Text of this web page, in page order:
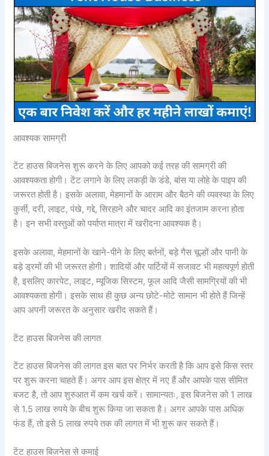
आवश्यक सामग्री
टेंट हाउस बिजनेस शुरू करने के लिए आपको कई तरह की सामग्री की
आवश्यकता होगी। टेंट लगाने के लिए लकड़ी के डंडे, बांस या लोहे के पाइप की
जरूरत होती है। इसके अलावा, मेहमानों के आराम और बैठने की व्यवस्था के लिए
कुर्सी, दरी, लाइट, पंखे, गद्दे, सिरहाने और चादर आदि का इंतजाम करना होता
है। इन सभी वस्तुओं को पर्याप्त मात्रा में खरीदना आवश्यक है।
इसके अलावा, मेहमानों के खाने-पीने के लिए बर्तनों, बड़े गैस चूल्हों और पानी के
बड़े ड्रमों की भी जरूरत होगी। शादियों और पार्टियों में सजावट भी महत्वपूर्ण होती
है, इसलिए कारपेट, लाइट, म्यूजिक सिस्टम, फूल आदि जैसी सामग्रियों की भी
आवश्यकता होगी। इसके साथ ही कुछ अन्य छोटे-मोटे सामान भी होते हैं जिन्हें
आप अपनी जरूरत के अनुसार खरीद सकते हैं।
टेंट हाउस बिजनेस की लागत
टेंट हाउस बिजनेस की लागत इस बात पर निर्भर करती है कि आप इसे किस स्तर
पर शुरू करना चाहते हैं। अगर आप इस क्षेत्र में नए हैं और आपके पास सीमित
बजट है, तो आप शुरुआत में कम खर्च करें। सामान्यतः, इस बिजनेस को 1 लाख
से 1.5 लाख रुपये के बीच शुरू किया जा सकता है। अगर आपके पास अधिक
फंड हैं, तो इसे 5 लाख रुपये तक की लागत में भी शुरू कर सकते हैं।
टेंट हाउस बिजनेस से कमाई